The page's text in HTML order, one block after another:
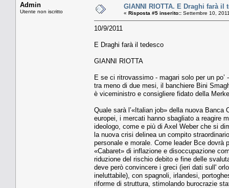
Admin
Utente non iscritto
GIANNI RIOTTA. E Draghi farà il
« Risposta #5 inserito:: Settembre 10,
10/9/2011
E Draghi farà il tedesco
GIANNI RIOTTA
E se ci ritrovassimo - magari solo per un
tra meno di due mesi, il banchiere Bini
è viceministro e consigliere fidato della
Quale sarà l’«Italian job» della nuova
europei, i mercati hanno sbagliato a reagire
ideologo, come e più di Axel Weber che si
la nuova crisi delinea un compito
personale e morale. Come leader Bce dovrà
«Cabaret» di inflazione e disoccupazione
riduzione del rischio debito e fine delle
deve però convincere i greci (ieri dati sull'
ineluttabile), con spagnoli, irlandesi,
riforme di struttura, stimolando burocrazie